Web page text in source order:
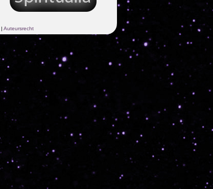
| Auteursrecht